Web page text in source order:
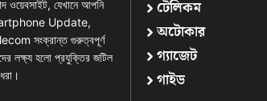
ওয়েবসাইট, যেখানে আপনি
Update,
সংক্রান্ত গুরুত্বপূর্ণ
লক্ষ্য হলো প্রযুক্তির জটিল
টেলিকম
অটোকার
গ্যাজেট
গাইড